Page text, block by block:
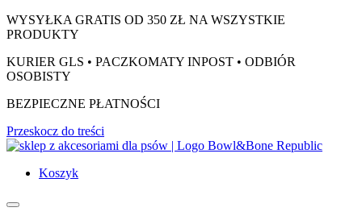
WYSYŁKA GRATIS OD 350 ZŁ NA WSZYSTKIE
PRODUKTY
KURIER GLS • PACZKOMATY INPOST • ODBIÓR
OSOBISTY
BEZPIECZNE PŁATNOŚCI
Przeskocz do treści
Koszyk